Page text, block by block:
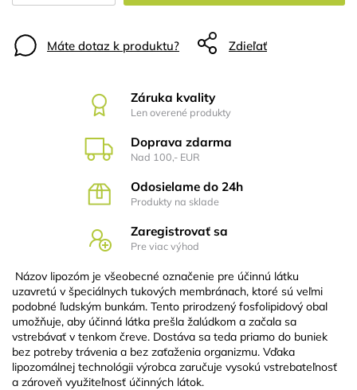
Máte dotaz k produktu? Zdieľať
Záruka kvality
Len overené produkty
Doprava zdarma
Nad 100,- EUR
Odosielame do 24h
Produkty na sklade
Zaregistrovať sa
Pre viac výhod
Názov lipozóm je všeobecné označenie pre účinnú látku
uzavretú v špeciálnych tukových membránach, ktoré sú veľmi
podobné ľudským bunkám. Tento prirodzený fosfolipidový obal
umožňuje, aby účinná látka prešla žalúdkom a začala sa
vstrebávať v tenkom čreve. Dostáva sa teda priamo do buniek
bez potreby trávenia a bez zaťaženia organizmu. Vďaka
lipozomálnej technológii výrobca zaručuje vysokú vstrebateľnosť
a zároveň využiteľnosť účinných látok.